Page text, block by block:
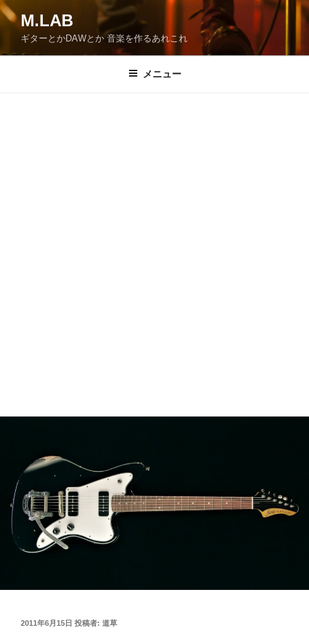
コ
ン
ン
M.LAB
ギターとかDAWとか 音楽を作るあれこれ
メニュー
投
2011年6月15日 投稿者: 道草